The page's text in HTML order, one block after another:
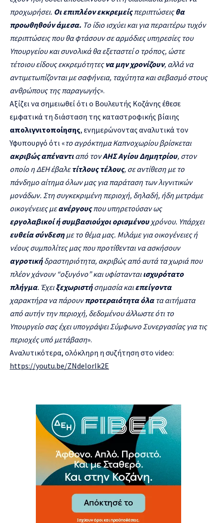
προχωρήσει. Οι επιπλέον εκκρεμείςπεριπτώσειςθα
προωθηθούν άμεσα. Το ίδιο ισχύει και για περαιτέρω τυχόν
περιπτώσεις που θα φτάσουν σε αρμόδιες υπηρεσίες του
Υπουργείου και συνολικά θα εξεταστεί ο τρόπος, ώστε
τέτοιου είδους εκκρεμότητες να μην χρονίζουν, αλλά να
αντιμετωπίζονται με σαφήνεια, ταχύτητα και σεβασμό στους
ανθρώπους της παραγωγής».
Αξίζει να σημειωθεί ότι ο Βουλευτής Κοζάνης έθεσε
εμφατικά τη διάσταση της καταστροφικής βίαιης
απολιγνιτοποίησης, ενημερώνοντας αναλυτικά τον
Υφυπουργό ότι «το αγρόκτημαΚαπνοχωρίουβρίσκεται
ακριβώς απέναντιαπό τονΑΗΣ Αγίου Δημητρίου, στον
οποίο η ΔΕΗ έβαλε τίτλους τέλους, σε αντίθεση με το
πάνδημο αίτημα όλων μας για παράταση των λιγνιτικών
μονάδων. Στη συγκεκριμένη περιοχή, δηλαδή, ήδη μετράμε
οικογένειες μεανέργουςπου υπηρετούσαν ως
εργολαβικοί ή συμβασιούχοι ορισμένουχρόνου. Υπάρχει
ευθεία σύνδεσημε το θέμα μας. Μιλάμε για οικογένειες ή
νέους συμπολίτες μας που προτίθενται να ασκήσουν
αγροτικήδραστηριότητα, ακριβώς από αυτά τα χωριά που
πλέον χάνουν “οξυγόνο” και υφίστανταιισχυρότατο
πλήγμα. Έχειξεχωριστήσημασία καιεπείγοντα
χαρακτήρα να πάρουν προτεραιότητα όλατα αιτήματα
από αυτήν την περιοχή, δεδομένου άλλωστε ότι το
Υπουργείο σας έχει υπογράψει Σύμφωνο Συνεργασίας για τις
περιοχές υπό μετάβαση».
Αναλυτικότερα, ολόκληρη η συζήτηση στο video:
https://youtu.be/ZNdeIorIk2E